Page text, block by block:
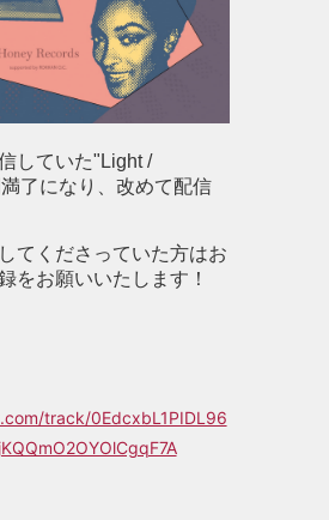
していた"Light /
了になり、改めて配信
てくださっていた方はお
をお願いいたします！
track/0EdcxbL1PIDL96